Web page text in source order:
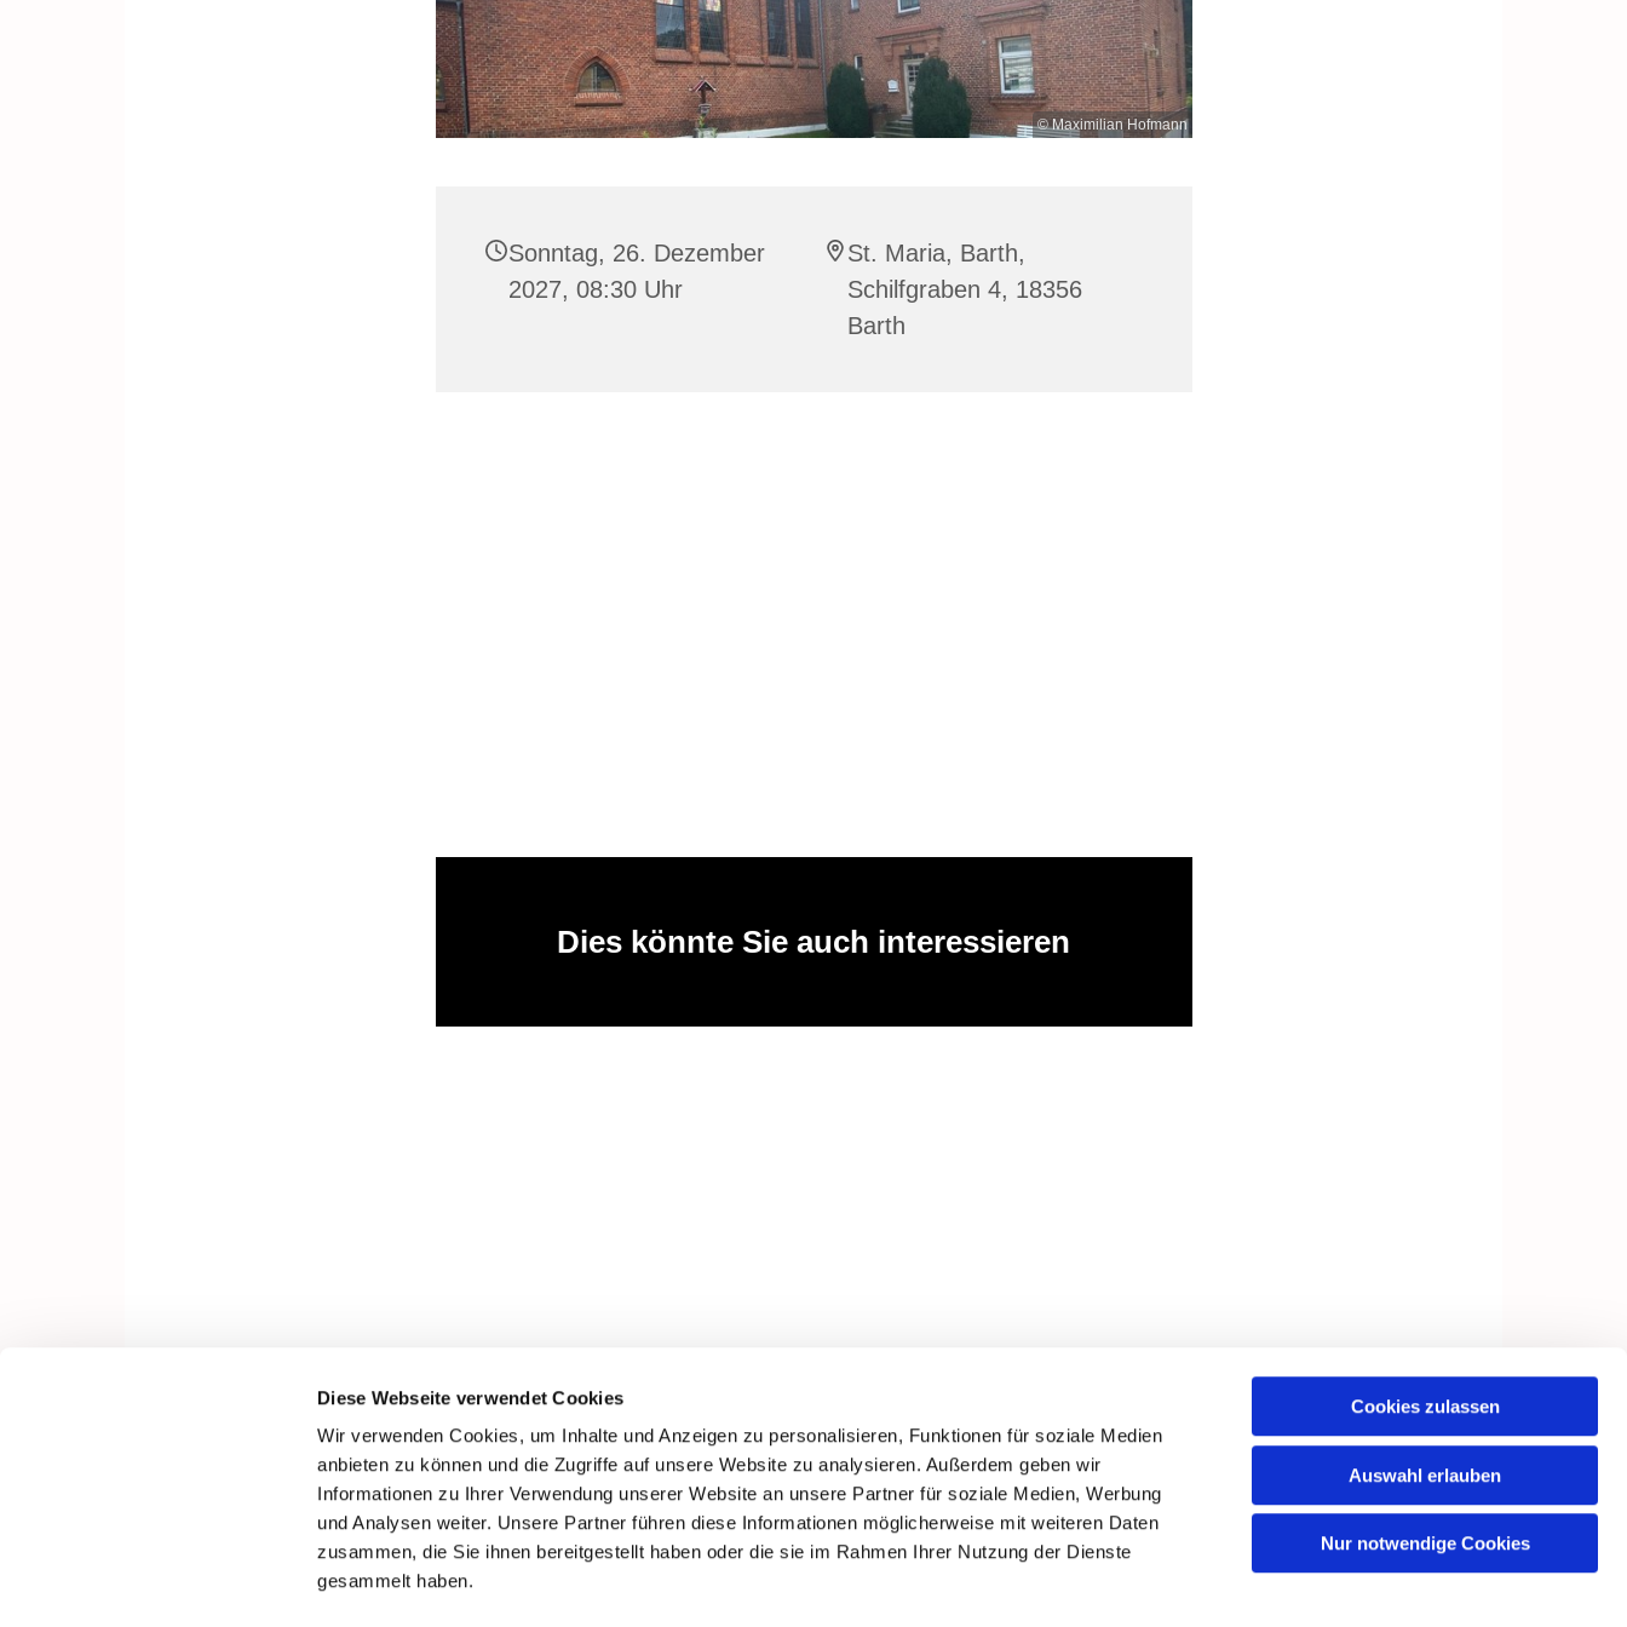
Diese Webseite verwendet Cookies
Wir verwenden Cookies, um Inhalte und Anzeigen zu personalisieren, Funktionen für soziale Medien
anbieten zu können und die Zugriffe auf unsere Website zu analysieren. Außerdem geben wir
Informationen zu Ihrer Verwendung unserer Website an unsere Partner für soziale Medien, Werbung
und Analysen weiter. Unsere Partner führen diese Informationen möglicherweise mit weiteren Daten
zusammen, die Sie ihnen bereitgestellt haben oder die sie im Rahmen Ihrer Nutzung der Dienste
gesammelt haben.
Cookies zulassen
Auswahl erlauben
Nur notwendige Cookies
© Maximilian Hofmann
Sonntag, 26. Dezember
2027, 08:30 Uhr
St. Maria, Barth,
Schilfgraben 4, 18356
Barth
Dies könnte Sie auch interessieren